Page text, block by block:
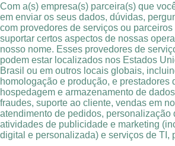
Com a(s) empresa(s) parceira(s) que
em enviar os seus dados, dúvidas,
com provedores de serviços ou
suportar certos aspectos de nossas
nosso nome. Esses provedores de
podem estar localizados nos Estados
Brasil ou em outros locais globais,
homologação e produção, e prestadores
hospedagem e armazenamento de
fraudes, suporte ao cliente, vendas em
atendimento de pedidos, personalização
atividades de publicidade e marketing
digital e personalizada) e serviços de TI,